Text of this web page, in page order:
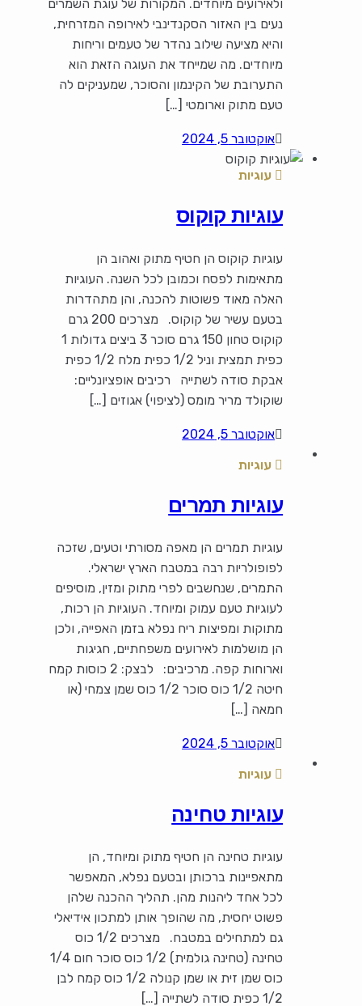
ולאירועים מיוחדים. המקורות של עוגת השמרים
נעים בין האזור הסקנדינבי לאירופה המזרחית,
והיא מציעה שילוב נהדר של טעמים וריחות
מיוחדים. מה שמייחד את העוגה הזאת הוא
התערובת של הקינמון והסוכר, שמעניקים לה
טעם מתוק וארומטי […]
אוקטובר 5, 2024
עוגיות
עוגיות קוקוס
עוגיות קוקוס הן חטיף מתוק ואהוב הן
מתאימות לפסח וכמובן לכל השנה. העוגיות
האלה מאוד פשוטות להכנה, והן מתהדרות
בטעם עשיר של קוקוס. מצרכים 200 גרם
קוקוס טחון 150 גרם סוכר 3 ביצים גדולות 1
כפית תמצית וניל 1/2 כפית מלח 1/2 כפית
אבקת סודה לשתייה רכיבים אופציונליים:
שוקולד מריר מומס (לציפוי) אגוזים […]
אוקטובר 5, 2024
עוגיות
עוגיות תמרים
עוגיות תמרים הן מאפה מסורתי וטעים, שזכה
לפופולריות רבה במטבח הארץ ישראלי.
התמרים, שנחשבים לפרי מתוק ומזין, מוסיפים
לעוגיות טעם עמוק ומיוחד. העוגיות הן רכות,
מתוקות ומפיצות ריח נפלא בזמן האפייה, ולכן
הן מושלמות לאירועים משפחתיים, חגיגות
וארוחות קפה. מרכיבים: לבצק: 2 כוסות קמח
חיטה 1/2 כוס סוכר 1/2 כוס שמן צמחי (או
חמאה […]
אוקטובר 5, 2024
עוגיות
עוגיות טחינה
עוגיות טחינה הן חטיף מתוק ומיוחד, הן
מתאפיינות ברכותן ובטעם נפלא, המאפשר
לכל אחד ליהנות מהן. תהליך ההכנה שלהן
פשוט יחסית, מה שהופך אותן למתכון אידיאלי
גם למתחילים במטבח. מצרכים 1/2 כוס
טחינה (טחינה גולמית) 1/2 כוס סוכר חום 1/4
כוס שמן זית או שמן קנולה 1/2 כוס קמח לבן
1/2 כפית סודה לשתייה […]